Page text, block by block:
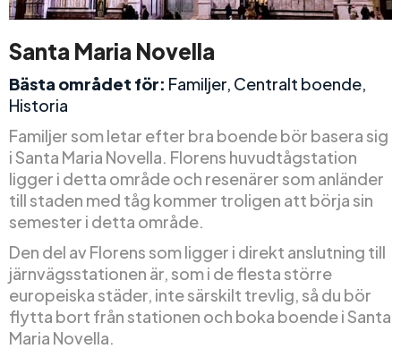
Santa Maria Novella
Bästa området för: Familjer, Centralt boende,
Historia
Familjer som letar efter bra boende bör basera sig
i Santa Maria Novella. Florens huvudtågstation
ligger i detta område och resenärer som anländer
till staden med tåg kommer troligen att börja sin
semester i detta område.
Den del av Florens som ligger i direkt anslutning till
järnvägsstationen är, som i de flesta större
europeiska städer, inte särskilt trevlig, så du bör
flytta bort från stationen och boka boende i Santa
Maria Novella.